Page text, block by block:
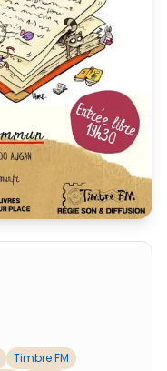
Timbre FM